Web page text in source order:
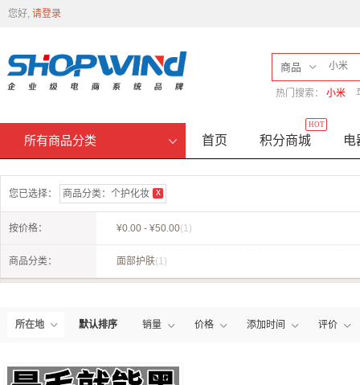
您好, 请登录
商品
热门搜索： 小米
所有商品分类 首页 积分商城
HOT
电
您已选择： 商品分类： 个护化妆 x
按价格： ¥0.00 - ¥50.00(1)
商品分类： 面部护肤(1)
所在地 默认排序 销量 价格 添加时间 评价